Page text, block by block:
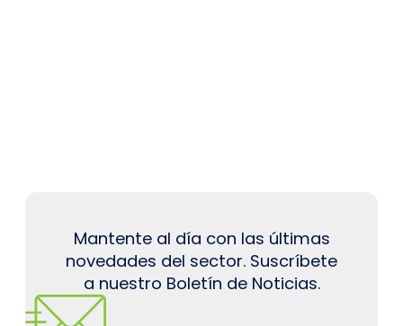
Mantente al día con las últimas
novedades del sector. Suscríbete
a nuestro Boletín de Noticias.